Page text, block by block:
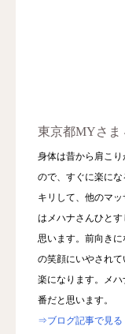
東京都MYさま
身体は昔から肩こ
ので、すぐに楽に
キリして、他のマ
はメハナさんひと
思います。前向き
の笑顔にいやされ
楽になります。メ
番だと思います。
⇒ブログ記事で見る